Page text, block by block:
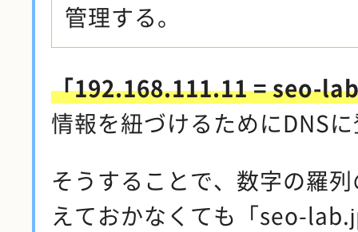
管理する。
「192.168.111.11 = seo-
情報を紐づけるためにDNS
そうすることで、数字の羅
えておかなくても「seo-